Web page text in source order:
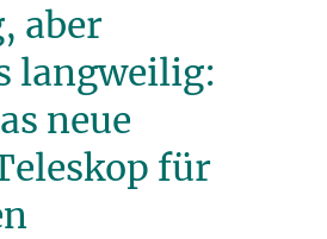
aber
langweilig:
neue
für